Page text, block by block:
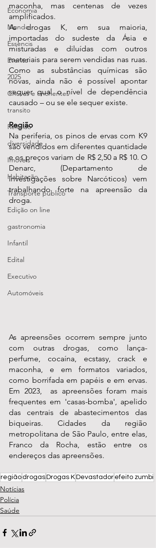
Economia
Mundo
Essencis
Evento
2025
Chuvas e enchentes
transito
Religião
diversidade
Imóveis
Habitação
Transporte público
Edição on line
gastronomia
Infantil
Edital
Executivo
Automóveis
maconha, mas centenas de vezes
amplificados.
As drogas K, em sua maioria,
importadas do sudeste da Ásia e
misturadas e diluídas com outros
materiais para serem vendidas nas ruas.
Como as substâncias químicas são
novas, ainda não é possível apontar
sequer qual o nível de dependência
causado – ou se ele sequer existe.
Região
Na periferia, os pinos de ervas com K9
são vendidos em diferentes quantidade
e os preços variam de R$ 2,50 a R$ 10. O
Denarc, (Departamento de
Investigações sobre Narcóticos) vem
trabalhando forte na apreensão da
droga.
As apreensões ocorrem sempre junto
com outras drogas, como lança-
perfume, cocaína, ecstasy, crack e
maconha, e em formatos variados,
como borrifada em papéis e em ervas.
Em 2023,  as apreensões foram mais
frequentes em 'casas-bomba', apelido
das centrais de abastecimentos das
biqueiras. Cidades da região
metropolitana de São Paulo, entre elas,
Franco da Rocha, estão entre os
endereços das apreensões.
região drogas Drogas K Devastador efeito zumbi
Notícias
Polícia
Saúde